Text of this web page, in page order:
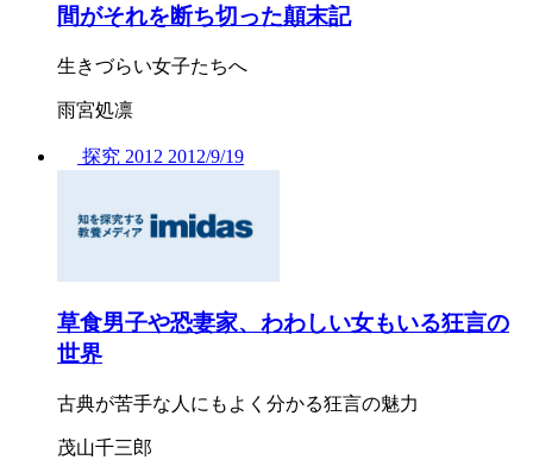
間がそれを断ち切った顛末記
生きづらい女子たちへ
雨宮処凛
探究 2012 2012/9/19
草食男子や恐妻家、わわしい女もいる狂言の
世界
古典が苦手な人にもよく分かる狂言の魅力
茂山千三郎